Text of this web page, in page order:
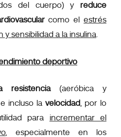
del cuerpo) y reduce
como el estrés
y sensibilidad a la insulina.
deportivo
resistencia (aeróbica y
incluso la velocidad, por lo
para incrementar el
, especialmente en los